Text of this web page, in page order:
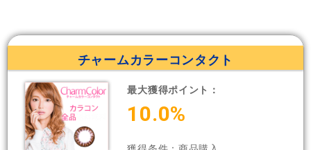
チャームカラーコンタクト
最大獲得ポイント：
10.0%